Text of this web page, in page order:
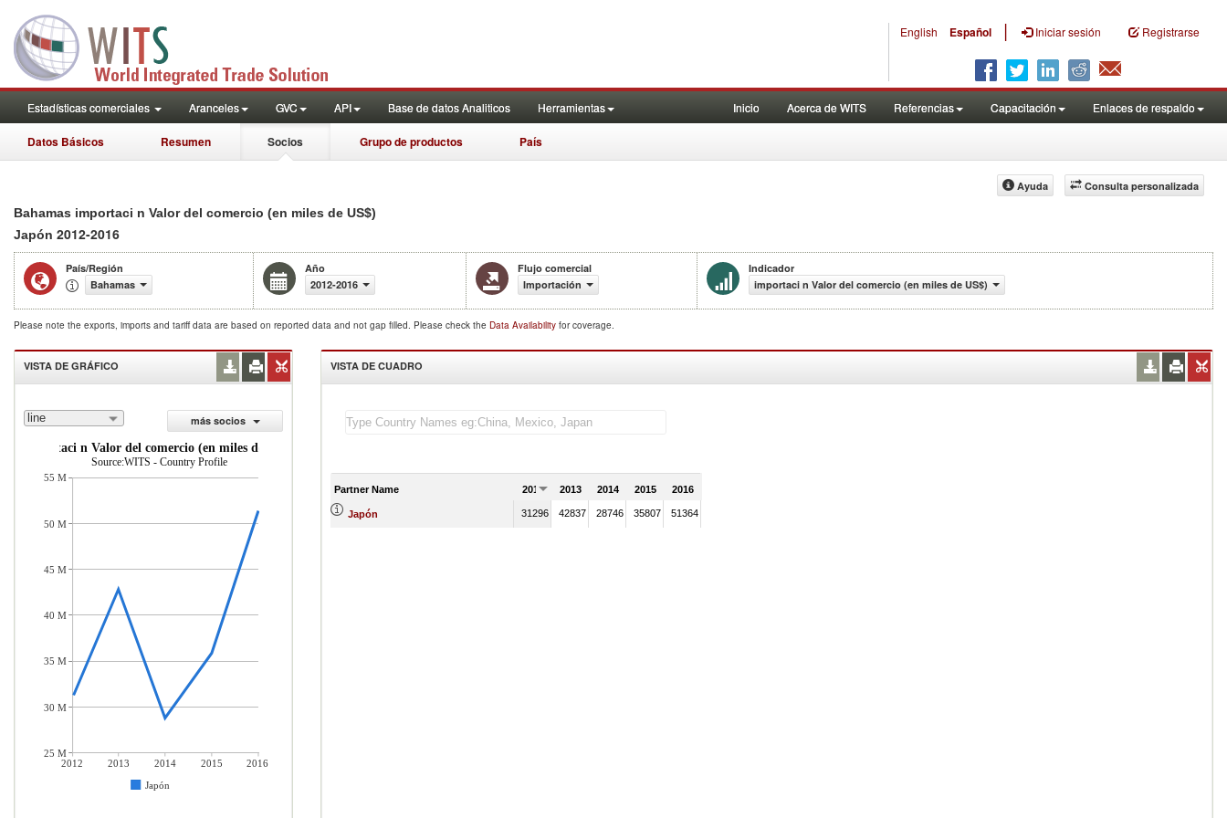
English Español | Iniciar sesión Registrarse
Estadísticas comerciales Aranceles GVC API Base de datos Analiticos Herramientas Inicio Acerca de WITS Referencias Capacitación Enlaces de respaldo
Datos Básicos Resumen Socios Grupo de productos País
Consulta personalizada
Ayuda
Bahamas importaci n Valor del comercio (en miles de US$)
Japón 2012-2016
País/Región
Bahamas
Año
2012-2016
Flujo comercial
Importación
Indicador
importaci n Valor del comercio (en miles de US$)
Please note the exports, imports and tariff data are based on reported data and not gap filled. Please check the Data Availability for coverage.
VISTA DE GRÁFICO
line
más socios
importaci n Valor del comercio (en miles de US$)
Source:WITS - Country Profile
2012 2013 2014 2015
2016
Japón
55 M
50 M
45 M
40 M
35 M
30 M
25 M
VISTA DE CUADRO
Partner Name 2012 2013 2014 2015 2016
Japón 31296 42837 28746 35807 51364